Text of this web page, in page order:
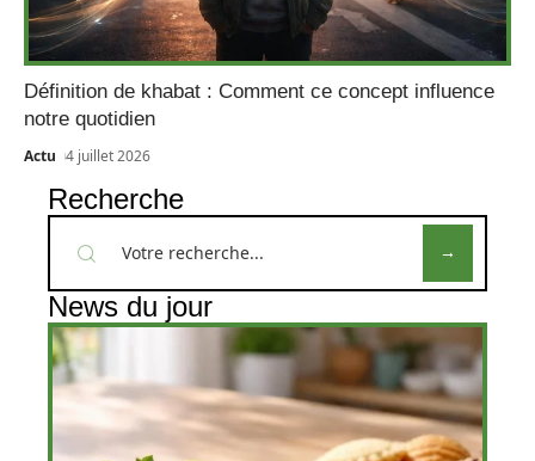
Définition de khabat : Comment ce concept influence
notre quotidien
Actu 4 juillet 2026
Recherche
News du jour